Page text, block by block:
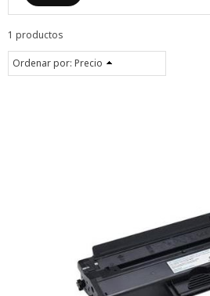
1 productos
Ordenar por: Precio